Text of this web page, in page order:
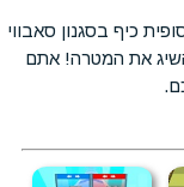
כיף בסגנון סאבווי
את המטרה! אתם